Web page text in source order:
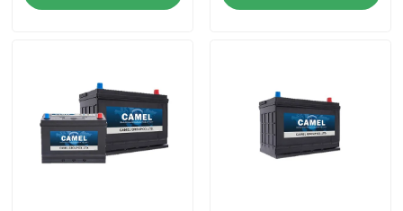
Батарея стартера иона лития
Батарея стопа начала автомобиля